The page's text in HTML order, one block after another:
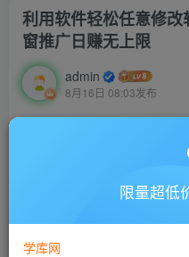
利用软件轻松任意修
窗推广日赚无上限
admin
8月16日 08:03发布
此内容为付费资源，请付费后
限量超低
学库网